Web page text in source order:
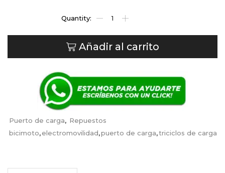
Añadir al carrito
Puerto de carga, Repuestos
bicimoto,electromovilidad,puerto de carga,triciclos de carga